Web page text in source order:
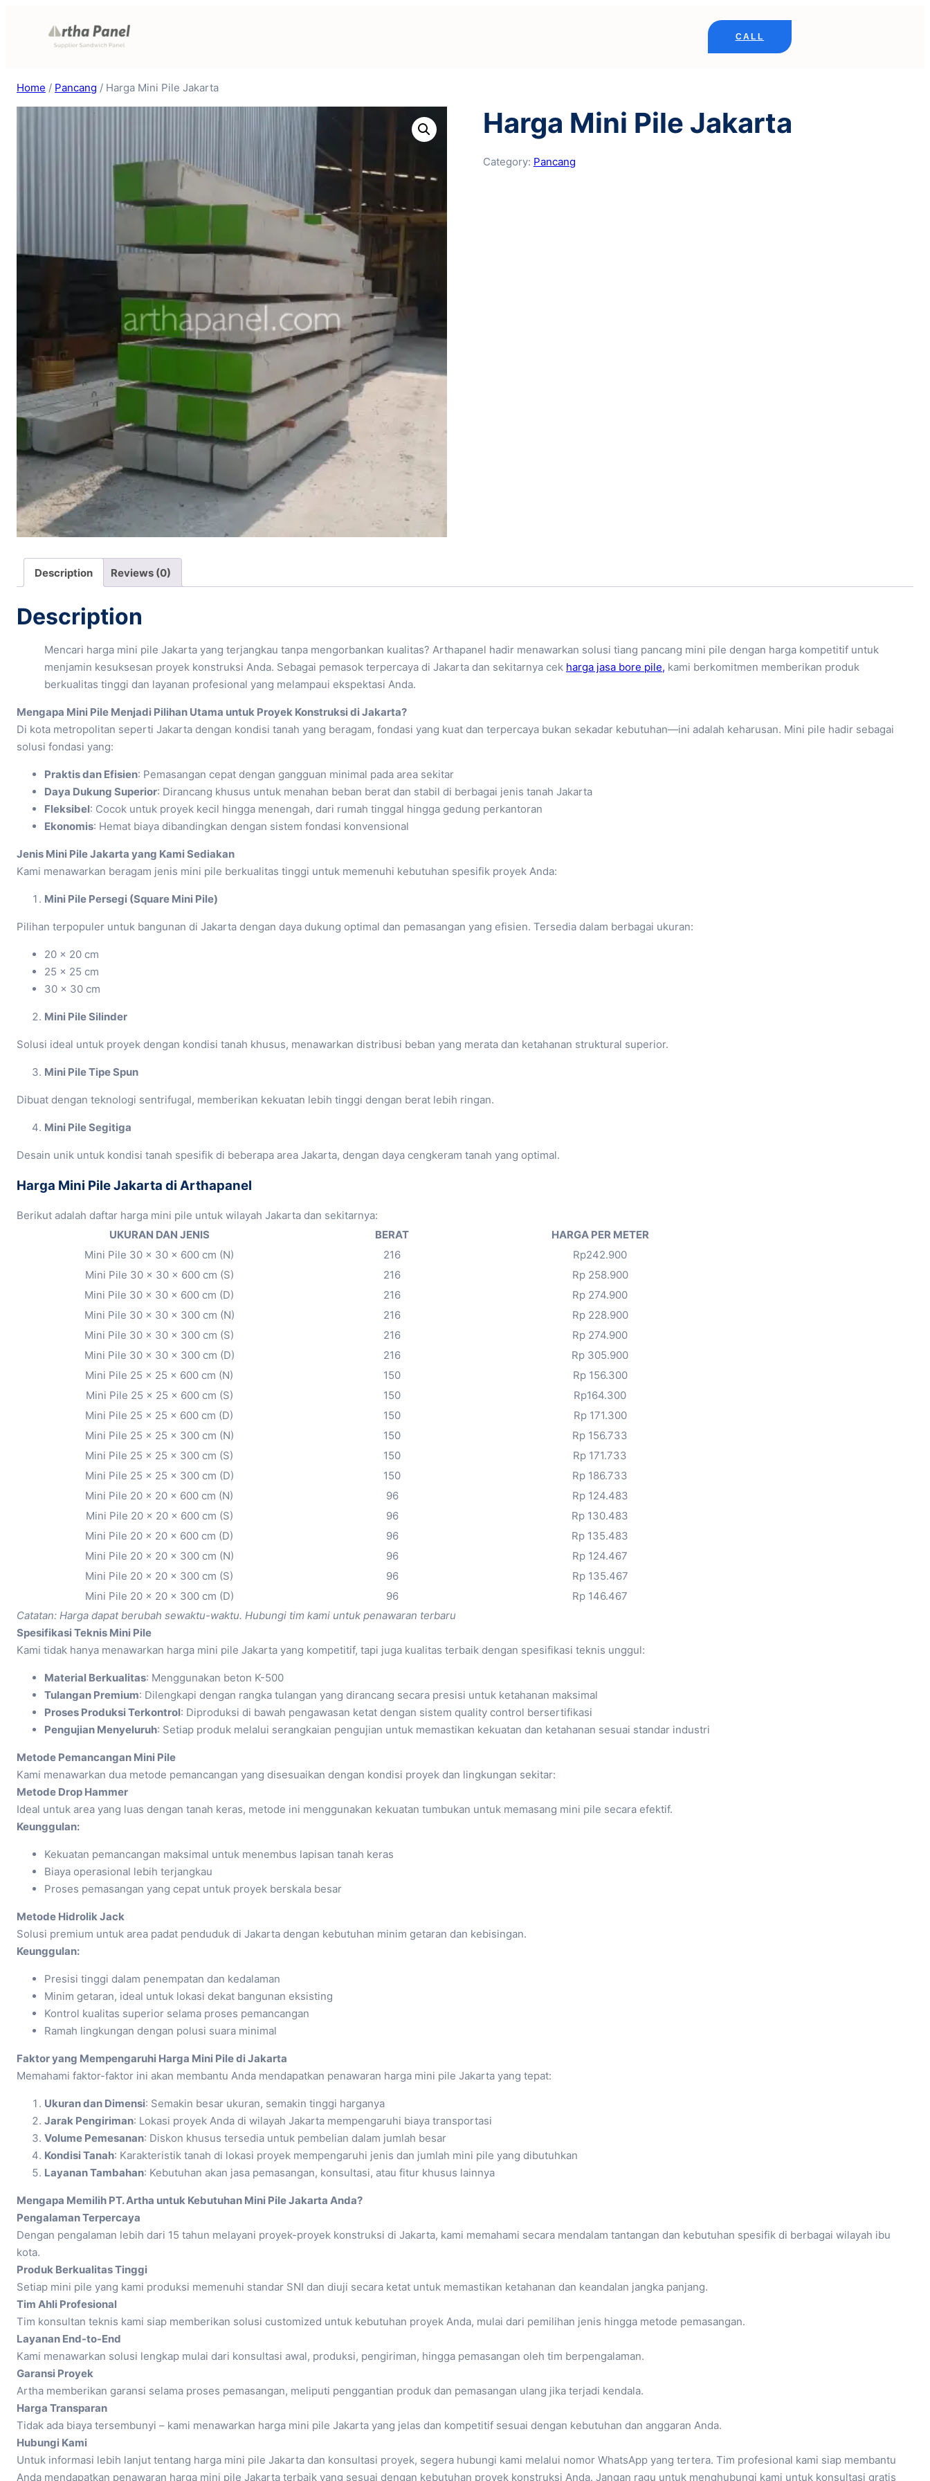
CALL
Home / Pancang / Harga Mini Pile Jakarta
Harga Mini Pile Jakarta
Category: Pancang
Description Reviews (0)
Description
Mencari harga mini pile Jakarta yang terjangkau tanpa mengorbankan kualitas? Arthapanel hadir menawarkan solusi tiang pancang mini pile dengan harga kompetitif untuk
menjamin kesuksesan proyek konstruksi Anda. Sebagai pemasok terpercaya di Jakarta dan sekitarnya cek harga jasa bore pile, kami berkomitmen memberikan produk
berkualitas tinggi dan layanan profesional yang melampaui ekspektasi Anda.
Mengapa Mini Pile Menjadi Pilihan Utama untuk Proyek Konstruksi di Jakarta?
Di kota metropolitan seperti Jakarta dengan kondisi tanah yang beragam, fondasi yang kuat dan terpercaya bukan sekadar kebutuhan—ini adalah keharusan. Mini pile hadir sebagai
solusi fondasi yang:
Praktis dan Efisien: Pemasangan cepat dengan gangguan minimal pada area sekitar
Daya Dukung Superior: Dirancang khusus untuk menahan beban berat dan stabil di berbagai jenis tanah Jakarta
Fleksibel: Cocok untuk proyek kecil hingga menengah, dari rumah tinggal hingga gedung perkantoran
Ekonomis: Hemat biaya dibandingkan dengan sistem fondasi konvensional
Jenis Mini Pile Jakarta yang Kami Sediakan
Kami menawarkan beragam jenis mini pile berkualitas tinggi untuk memenuhi kebutuhan spesifik proyek Anda:
Mini Pile Persegi (Square Mini Pile)
Pilihan terpopuler untuk bangunan di Jakarta dengan daya dukung optimal dan pemasangan yang efisien. Tersedia dalam berbagai ukuran:
20 × 20 cm
25 × 25 cm
30 × 30 cm
Mini Pile Silinder
Solusi ideal untuk proyek dengan kondisi tanah khusus, menawarkan distribusi beban yang merata dan ketahanan struktural superior.
Mini Pile Tipe Spun
Dibuat dengan teknologi sentrifugal, memberikan kekuatan lebih tinggi dengan berat lebih ringan.
Mini Pile Segitiga
Desain unik untuk kondisi tanah spesifik di beberapa area Jakarta, dengan daya cengkeram tanah yang optimal.
Harga Mini Pile Jakarta di Arthapanel
Berikut adalah daftar harga mini pile untuk wilayah Jakarta dan sekitarnya:
UKURAN DAN JENIS
BERAT
HARGA PER METER
Mini Pile 30 x 30 x 600 cm (N)
216
Rp242.900
Mini Pile 30 x 30 x 600 cm (S)
216
Rp 258.900
Mini Pile 30 x 30 x 600 cm (D)
216
Rp 274.900
Mini Pile 30 x 30 x 300 cm (N)
216
Rp 228.900
Mini Pile 30 x 30 x 300 cm (S)
216
Rp 274.900
Mini Pile 30 x 30 x 300 cm (D)
216
Rp 305.900
Mini Pile 25 x 25 x 600 cm (N)
150
Rp 156.300
Mini Pile 25 x 25 x 600 cm (S)
150
Rp164.300
Mini Pile 25 x 25 x 600 cm (D)
150
Rp 171.300
Mini Pile 25 x 25 x 300 cm (N)
150
Rp 156.733
Mini Pile 25 x 25 x 300 cm (S)
150
Rp 171.733
Mini Pile 25 x 25 x 300 cm (D)
150
Rp 186.733
Mini Pile 20 x 20 x 600 cm (N)
96
Rp 124.483
Mini Pile 20 x 20 x 600 cm (S)
96
Rp 130.483
Mini Pile 20 x 20 x 600 cm (D)
96
Rp 135.483
Mini Pile 20 x 20 x 300 cm (N)
96
Rp 124.467
Mini Pile 20 x 20 x 300 cm (S)
96
Rp 135.467
Mini Pile 20 x 20 x 300 cm (D)
96
Rp 146.467
Catatan: Harga dapat berubah sewaktu-waktu. Hubungi tim kami untuk penawaran terbaru
Spesifikasi Teknis Mini Pile
Kami tidak hanya menawarkan harga mini pile Jakarta yang kompetitif, tapi juga kualitas terbaik dengan spesifikasi teknis unggul:
Material Berkualitas: Menggunakan beton K-500
Tulangan Premium: Dilengkapi dengan rangka tulangan yang dirancang secara presisi untuk ketahanan maksimal
Proses Produksi Terkontrol: Diproduksi di bawah pengawasan ketat dengan sistem quality control bersertifikasi
Pengujian Menyeluruh: Setiap produk melalui serangkaian pengujian untuk memastikan kekuatan dan ketahanan sesuai standar industri
Metode Pemancangan Mini Pile
Kami menawarkan dua metode pemancangan yang disesuaikan dengan kondisi proyek dan lingkungan sekitar:
Metode Drop Hammer
Ideal untuk area yang luas dengan tanah keras, metode ini menggunakan kekuatan tumbukan untuk memasang mini pile secara efektif.
Keunggulan:
Kekuatan pemancangan maksimal untuk menembus lapisan tanah keras
Biaya operasional lebih terjangkau
Proses pemasangan yang cepat untuk proyek berskala besar
Metode Hidrolik Jack
Solusi premium untuk area padat penduduk di Jakarta dengan kebutuhan minim getaran dan kebisingan.
Keunggulan:
Presisi tinggi dalam penempatan dan kedalaman
Minim getaran, ideal untuk lokasi dekat bangunan eksisting
Kontrol kualitas superior selama proses pemancangan
Ramah lingkungan dengan polusi suara minimal
Faktor yang Mempengaruhi Harga Mini Pile di Jakarta
Memahami faktor-faktor ini akan membantu Anda mendapatkan penawaran harga mini pile Jakarta yang tepat:
Ukuran dan Dimensi: Semakin besar ukuran, semakin tinggi harganya
Jarak Pengiriman: Lokasi proyek Anda di wilayah Jakarta mempengaruhi biaya transportasi
Volume Pemesanan: Diskon khusus tersedia untuk pembelian dalam jumlah besar
Kondisi Tanah: Karakteristik tanah di lokasi proyek mempengaruhi jenis dan jumlah mini pile yang dibutuhkan
Layanan Tambahan: Kebutuhan akan jasa pemasangan, konsultasi, atau fitur khusus lainnya
Mengapa Memilih PT. Artha untuk Kebutuhan Mini Pile Jakarta Anda?
Pengalaman Terpercaya
Dengan pengalaman lebih dari 15 tahun melayani proyek-proyek konstruksi di Jakarta, kami memahami secara mendalam tantangan dan kebutuhan spesifik di berbagai wilayah ibu
kota.
Produk Berkualitas Tinggi
Setiap mini pile yang kami produksi memenuhi standar SNI dan diuji secara ketat untuk memastikan ketahanan dan keandalan jangka panjang.
Tim Ahli Profesional
Tim konsultan teknis kami siap memberikan solusi customized untuk kebutuhan proyek Anda, mulai dari pemilihan jenis hingga metode pemasangan.
Layanan End-to-End
Kami menawarkan solusi lengkap mulai dari konsultasi awal, produksi, pengiriman, hingga pemasangan oleh tim berpengalaman.
Garansi Proyek
Artha memberikan garansi selama proses pemasangan, meliputi penggantian produk dan pemasangan ulang jika terjadi kendala.
Harga Transparan
Tidak ada biaya tersembunyi – kami menawarkan harga mini pile Jakarta yang jelas dan kompetitif sesuai dengan kebutuhan dan anggaran Anda.
Hubungi Kami
Untuk informasi lebih lanjut tentang harga mini pile Jakarta dan konsultasi proyek, segera hubungi kami melalui nomor WhatsApp yang tertera. Tim profesional kami siap membantu
Anda mendapatkan penawaran harga mini pile Jakarta terbaik yang sesuai dengan kebutuhan proyek konstruksi Anda. Jangan ragu untuk menghubungi kami untuk konsultasi gratis